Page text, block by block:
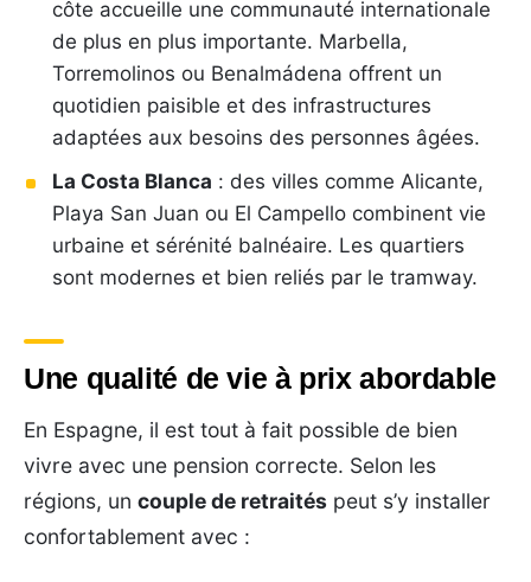
côte accueille une communauté internationale
de plus en plus importante. Marbella,
Torremolinos ou Benalmádena offrent un
quotidien paisible et des infrastructures
adaptées aux besoins des personnes âgées.
La Costa Blanca : des villes comme Alicante,
Playa San Juan ou El Campello combinent vie
urbaine et sérénité balnéaire. Les quartiers
sont modernes et bien reliés par le tramway.
Une qualité de vie à prix abordable
En Espagne, il est tout à fait possible de bien
vivre avec une pension correcte. Selon les
régions, un couple de retraités peut s’y installer
confortablement avec :